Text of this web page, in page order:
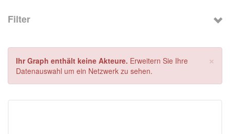
Filter
×
Ihr Graph enthält keine Akteure. Erweitern Sie Ihre
Datenauswahl um ein Netzwerk zu sehen.